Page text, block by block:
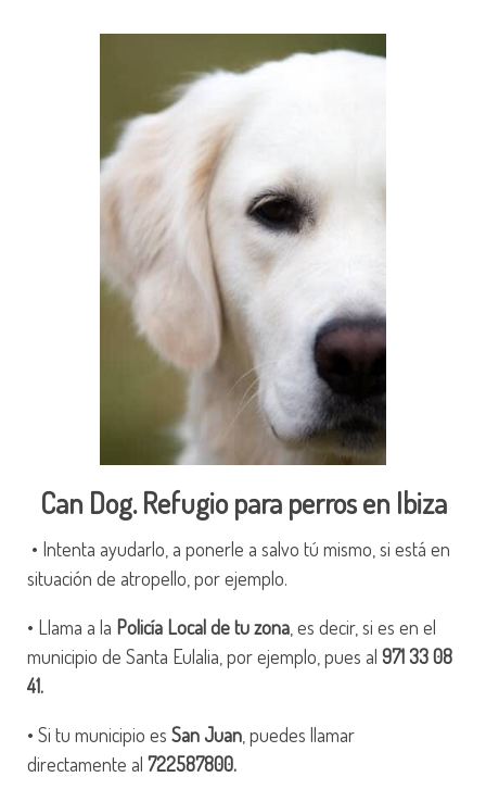
Can Dog. Refugio para perros en Ibiza
• Intenta ayudarlo, a ponerle a salvo tú mismo, si está en
situación de atropello, por ejemplo.
• Llama a la Policía Local de tu zona , es decir, si es en el
municipio de Santa Eulalia, por ejemplo, pues al971 33 08
41.
• Si tu municipio esSan Juan , puedes llamar
directamente al 722587800.